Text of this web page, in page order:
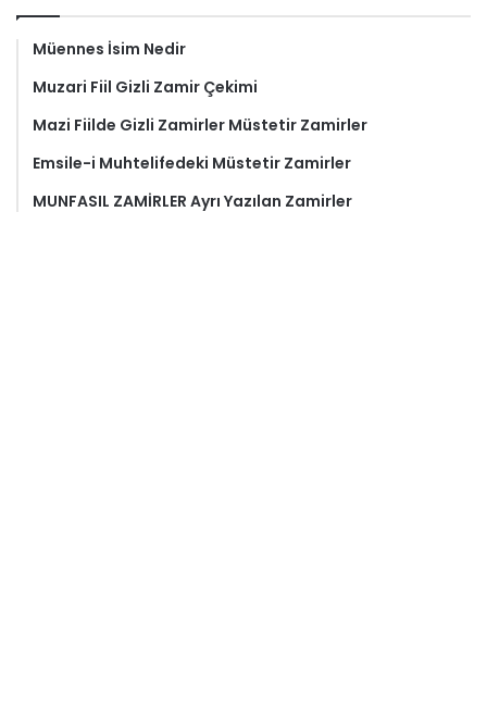
Müennes İsim Nedir
Muzari Fiil Gizli Zamir Çekimi
Mazi Fiilde Gizli Zamirler Müstetir Zamirler
Emsile-i Muhtelifedeki Müstetir Zamirler
MUNFASIL ZAMİRLER Ayrı Yazılan Zamirler